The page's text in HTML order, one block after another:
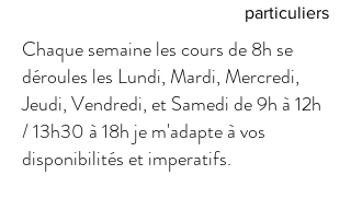
particuliers
Chaque semaine les cours de 8h se
déroules les Lundi, Mardi, Mercredi,
Jeudi, Vendredi, et Samedi de 9h à 12h
/ 13h30 à 18h je m'adapte à vos
disponibilités et imperatifs.